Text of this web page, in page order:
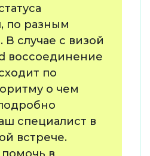
по разным
случае с визой
воссоединение
по
о чем
специалист в
встрече.